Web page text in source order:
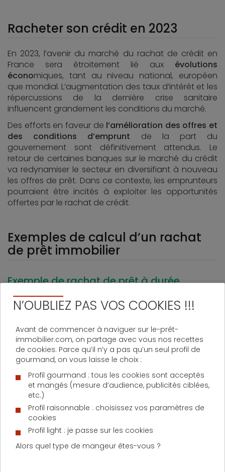
Racheter son crédit en 2023
En 2023, l’avenir du marché du rachat de crédit en
France sera étroitement lié aux évolutions
économiques, tant au niveau national, européen
que mondial. L’augmentation des taux d’intérêt et les
répercussions de la dernière crise sanitaire
influencent grandement les conditions du marché.
Des efforts en faveur de l’amélioration des offres et
des conditions d’emprunt de
la part du
gouvernement sont définitivement attendus. Le
retour de certaines banques sur le marché du crédit
va redynamiser le secteur en diversifiant à nouveau
les offres de prêt. Dans ce contexte, les emprunteurs
pourraient être incités à exploiter les opportunités
offertes par le rachat de crédit.
Exemples de calcul d’un rachat
de prêt immobilier
Exemple de rachat de prêt à durée
Nous vous proposons ici l’exemple d’un rachat de
d’un taux d’assurance de prêt renégocié en sus du
taux de prêt. La durée d’emprunt est identique.
ANCIEN
NOUVEAU
Montant
(en €)*
120
000 €
120 000
N’OUBLIEZ PAS VOS COOKIES !!!
Avant de commencer à naviguer sur le-prêt-
immobilier.com, on partage avec vous nos recettes
de cookies. Parce qu’il n’y a pas qu’un seul profil de
gourmand, on vous laisse le choix :
Profil gourmand : tous les cookies sont acceptés
et mangés (mesure d’audience, publicités ciblées,
etc.)
Profil raisonnable : choisissez vos paramètres de
cookies
Profil light : je passe sur les cookies
Alors quel type de mangeur êtes-vous ?